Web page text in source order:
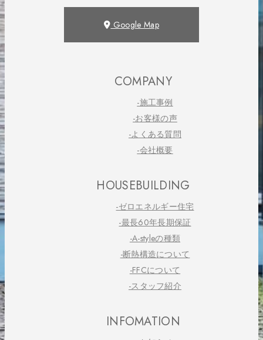
Google Map
COMPANY
-施工事例
-お客様の声
-よくある質問
-会社概要
HOUSEBUILDING
-ゼロエネルギー住宅
-最長60年長期保証
-A-styleの種類
-断熱構造について
-FFCについて
-スタッフ紹介
INFOMATION